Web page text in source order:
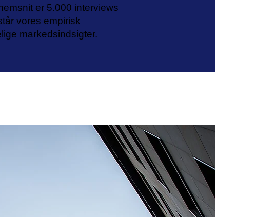
er 5.000 interviews
vores empirisk
markedsindsigter.